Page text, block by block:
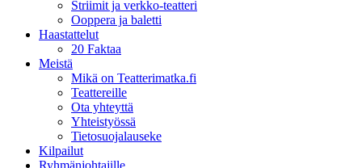
Striimit ja verkko-teatteri
Ooppera ja baletti
Haastattelut
20 Faktaa
Meistä
Mikä on Teatterimatka.fi
Teattereille
Ota yhteyttä
Yhteistyössä
Tietosuojalauseke
Kilpailut
Ryhmänjohtajille